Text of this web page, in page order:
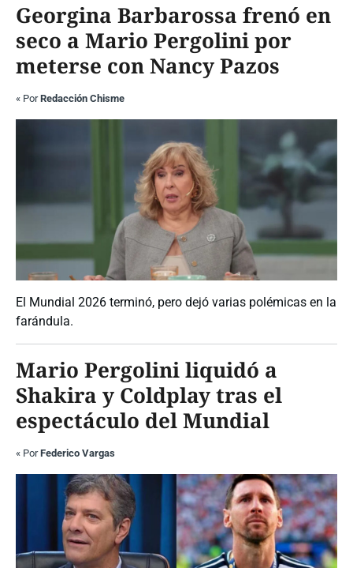
Georgina Barbarossa frenó en
seco a Mario Pergolini por
meterse con Nancy Pazos
« PorRedacción Chisme
El Mundial 2026 terminó, pero dejó varias polémicas en la
farándula.
Mario Pergolini liquidó a
Shakira y Coldplay tras el
espectáculo del Mundial
« PorFederico Vargas